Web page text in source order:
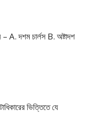
– A. দশম চার্লস B. অষ্টাদশ
ভিত্তিতে যে